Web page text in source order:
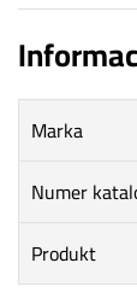
Marka
Numer
Produkt